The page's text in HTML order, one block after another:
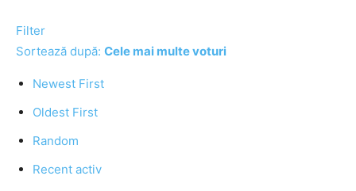
Filter
Sortează după: Cele mai multe voturi
Newest First
Oldest First
Random
Recent activ